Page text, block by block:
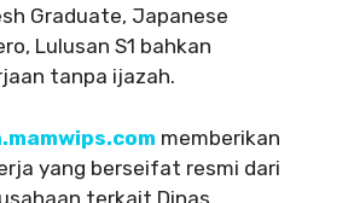
Graduate, Japanese
Lulusan S1 bahkan
tanpa ijazah.
memberikan
yang berseifat resmi dari
terkait,Dinas